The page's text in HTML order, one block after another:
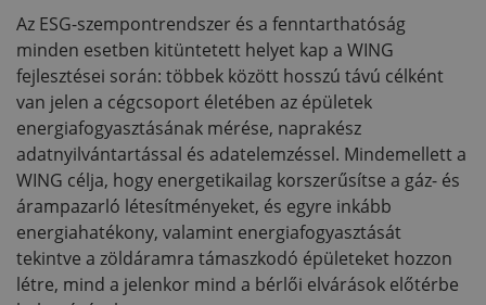
Az ESG-szempontrendszer és a fenntarthatóság
minden esetben kitüntetett helyet kap a WING
fejlesztései során: többek között hosszú távú célként
van jelen a cégcsoport életében az épületek
energiafogyasztásának mérése, naprakész
adatnyilvántartással és adatelemzéssel. Mindemellett a
WING célja, hogy energetikailag korszerűsítse a gáz- és
árampazarló létesítményeket, és egyre inkább
energiahatékony, valamint energiafogyasztását
tekintve a zöldáramra támaszkodó épületeket hozzon
létre, mind a jelenkor mind a bérlői elvárások előtérbe